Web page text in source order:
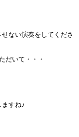
ない演奏をしてくださ
だいて・・・
すね♪